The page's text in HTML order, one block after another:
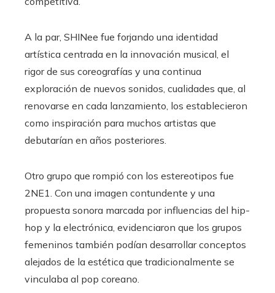
A la par, SHINee fue forjando una identidad
artística centrada en la innovación musical, el
rigor de sus coreografías y una continua
exploración de nuevos sonidos, cualidades que, al
renovarse en cada lanzamiento, los establecieron
como inspiración para muchos artistas que
debutarían en años posteriores.
Otro grupo que rompió con los estereotipos fue
2NE1. Con una imagen contundente y una
propuesta sonora marcada por influencias del hip-
hop y la electrónica, evidenciaron que los grupos
femeninos también podían desarrollar conceptos
alejados de la estética que tradicionalmente se
vinculaba al pop coreano.